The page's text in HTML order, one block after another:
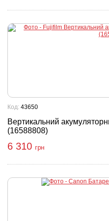
Вертикальний
(16588808)
Код: 43650
6 310 грн